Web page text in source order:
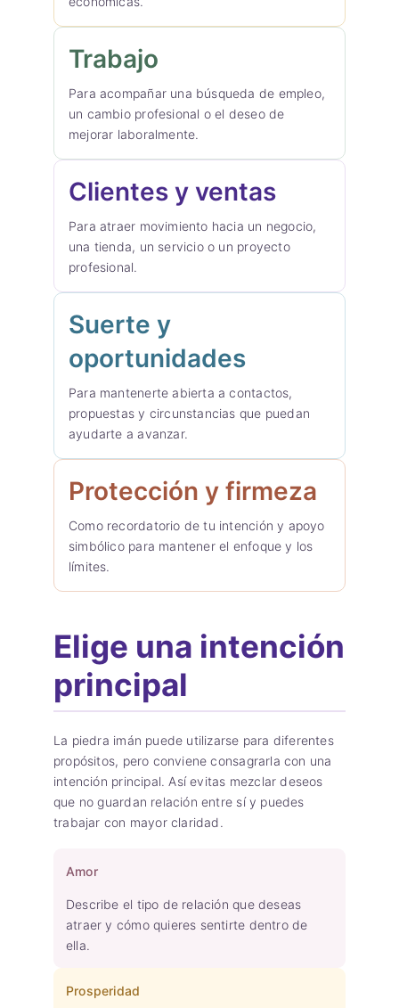
Trabajo
Para acompañar una búsqueda de empleo,
un cambio profesional o el deseo de
mejorar laboralmente.
Clientes y ventas
Para atraer movimiento hacia un negocio,
una tienda, un servicio o un proyecto
profesional.
Suerte y
oportunidades
Para mantenerte abierta a contactos,
propuestas y circunstancias que puedan
ayudarte a avanzar.
Protección y firmeza
Como recordatorio de tu intención y apoyo
simbólico para mantener el enfoque y los
límites.
Elige una intención
principal
La piedra imán puede utilizarse para diferentes
propósitos, pero conviene consagrarla con una
intención principal. Así evitas mezclar deseos
que no guardan relación entre sí y puedes
trabajar con mayor claridad.
Amor
Describe el tipo de relación que deseas
atraer y cómo quieres sentirte dentro de
ella.
Prosperidad